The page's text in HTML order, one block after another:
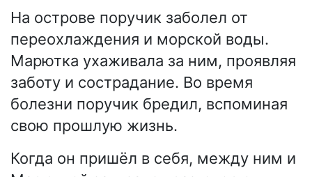
На острове поручик заболел от
переохлаждения и морской воды.
Марютка ухаживала за ним, проявляя
заботу и сострадание. Во время
болезни поручик бредил, вспоминая
свою прошлую жизнь.
Когда он пришёл в себя, между ним и